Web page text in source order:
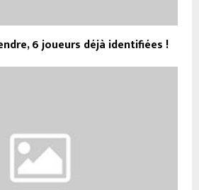
6 joueurs déjà identifiées !